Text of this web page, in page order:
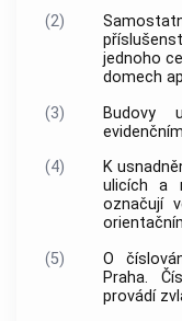
(2)
jednoho
domech
(3)
Budovy
(4)
K
ulicích a
označují
(5)
O
Praha.
provádí